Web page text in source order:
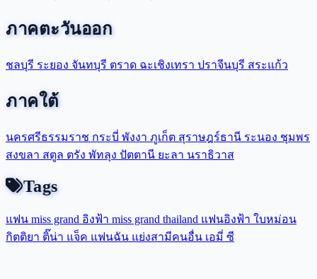
ภาคตะวันออก
ชลบุรี ระยอง จันทบุรี ตราด ฉะเชิงเทรา ปราจีนบุรี สระแก้ว
ภาคใต้
นครศรีธรรมราช กระบี่ พังงา ภูเก็ต สุราษฎร์ธานี ระนอง ชุมพร
สงขลา สตูล ตรัง พัทลุง ปัตตานี ยะลา นราธิวาส
Tags
แฟน miss grand อิงฟ้า miss grand thailand แฟนอิงฟ้า ใบหม่อน
กิตติยา ติ๊น่า แจ็ค แฟนฉัน แย่งสามีคนอื่น เอมี่ ซี